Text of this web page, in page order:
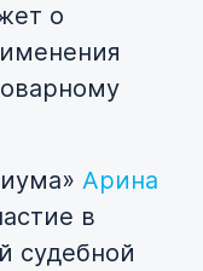
о
Арина
в
судебной